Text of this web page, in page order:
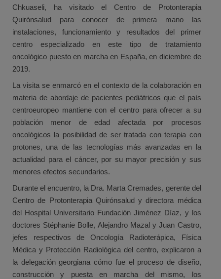
Chkuaseli, ha visitado el Centro de Protonterapia
Quirónsalud para conocer de primera mano las
instalaciones, funcionamiento y resultados del primer
centro especializado en este tipo de tratamiento
oncológico puesto en marcha en España, en diciembre de
2019.
La visita se enmarcó en el contexto de la colaboración en
materia de abordaje de pacientes pediátricos que el país
centroeuropeo mantiene con el centro para ofrecer a su
población menor de edad afectada por procesos
oncológicos la posibilidad de ser tratada con terapia con
protones, una de las tecnologías más avanzadas en la
actualidad para el cáncer, por su mayor precisión y sus
menores efectos secundarios.
Durante el encuentro, la Dra. Marta Cremades, gerente del
Centro de Protonterapia Quirónsalud y directora médica
del Hospital Universitario Fundación Jiménez Díaz, y los
doctores Stéphanie Bolle, Alejandro Mazal y Juan Castro,
jefes respectivos de Oncología Radioterápica, Física
Médica y Protección Radiológica del centro, explicaron a
la delegación georgiana cómo fue el proceso de diseño,
construcción y puesta en marcha del mismo, los